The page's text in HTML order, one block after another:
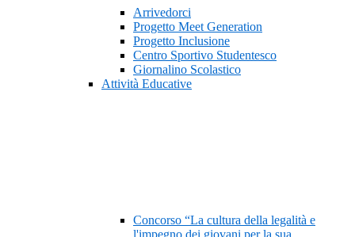
Arrivedorci
Progetto Meet Generation
Progetto Inclusione
Centro Sportivo Studentesco
Giornalino Scolastico
Attività Educative
Concorso “La cultura della legalità e